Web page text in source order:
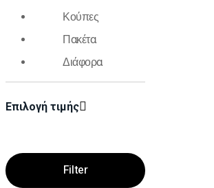
Κούπες
Πακέτα
Διάφορα
Επιλογή τιμής
Filter